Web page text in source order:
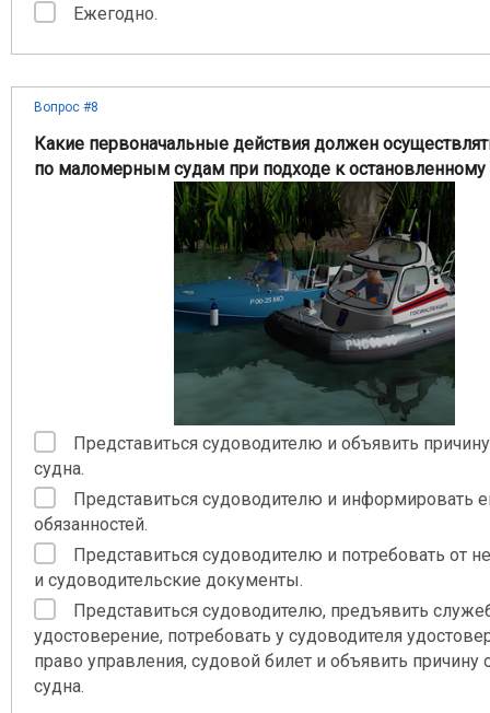
Ежегодно.
Вопрос #8
Какие первоначальные действия должен
по маломерным судам при подходе к остановленному
Представиться судоводителю и объявить
судна.
Представиться судоводителю и информировать
обязанностей.
Представиться судоводителю и потребовать от
и судоводительские документы.
Представиться судоводителю, предъявить
удостоверение, потребовать у судоводителя
право управления, судовой билет и объявить причину
судна.